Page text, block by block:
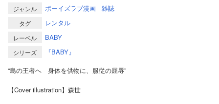
ジャンル ボーイズラブ漫画 雑誌
タグ レンタル
レーベル BABY
シリーズ
『BABY』
“島の王者へ 身体を供物に、服従の屈辱”
【Cover illustration】森世